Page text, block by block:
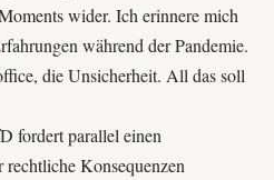
wider. Ich erinnere mich
während der Pandemie.
die Unsicherheit. All das soll
fordert parallel einen
rechtliche Konsequenzen